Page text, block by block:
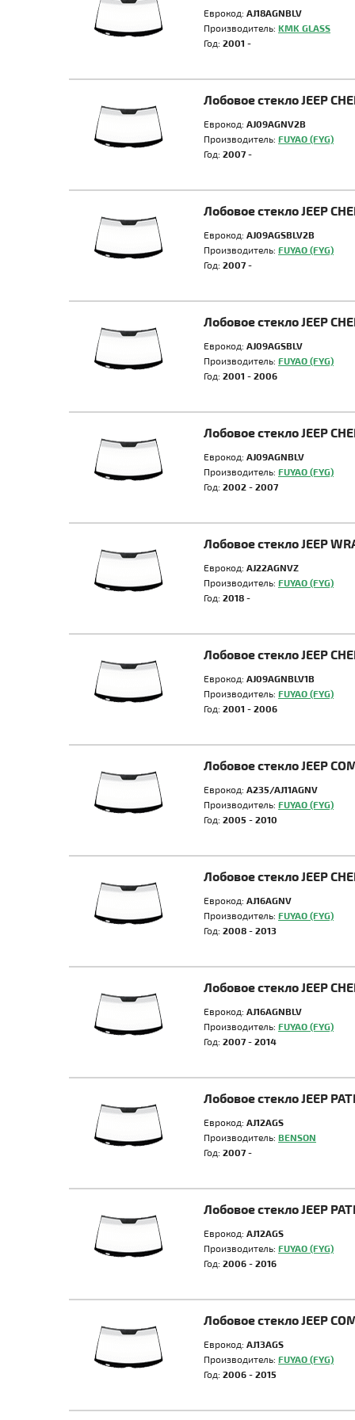
Еврокод: AJ18AGNBLV
Производитель: KMK GLASS
Год: 2001 -
Лобовое стекло JEEP
Еврокод: AJ09AGNV2B
Производитель: FUYAO (FYG)
Год: 2007 -
Лобовое стекло JEEP
Еврокод: AJ09AGSBLV2B
Производитель: FUYAO (FYG)
Год: 2007 -
Лобовое стекло JEEP
Еврокод: AJ09AGSBLV
Производитель: FUYAO (FYG)
Год: 2001 - 2006
Лобовое стекло JEEP
Еврокод: AJ09AGNBLV
Производитель: FUYAO (FYG)
Год: 2002 - 2007
Лобовое стекло JEEP
Еврокод: AJ22AGNVZ
Производитель: FUYAO (FYG)
Год: 2018 -
Лобовое стекло JEEP
Еврокод: AJ09AGNBLV1B
Производитель: FUYAO (FYG)
Год: 2001 - 2006
Лобовое стекло JEEP
Еврокод: A235/AJ11AGNV
Производитель: FUYAO (FYG)
Год: 2005 - 2010
Лобовое стекло JEEP
Еврокод: AJ16AGNV
Производитель: FUYAO (FYG)
Год: 2008 - 2013
Лобовое стекло JEEP
Еврокод: AJ16AGNBLV
Производитель: FUYAO (FYG)
Год: 2007 - 2014
Лобовое стекло JEEP
Еврокод: AJ12AGS
Производитель: BENSON
Год: 2007 -
Лобовое стекло JEEP
Еврокод: AJ12AGS
Производитель: FUYAO (FYG)
Год: 2006 - 2016
Лобовое стекло JEEP
Еврокод: AJ13AGS
Производитель: FUYAO (FYG)
Год: 2006 - 2015